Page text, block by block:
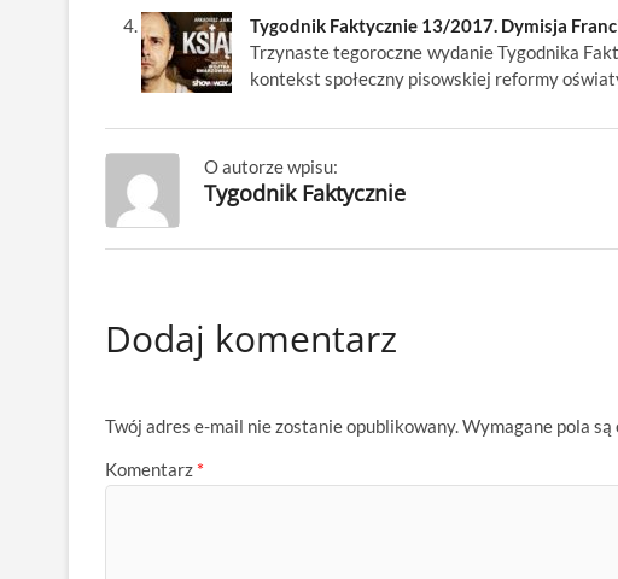
Tygodnik Faktycznie 13/2017. Dymisja
Trzynaste tegoroczne wydanie Tygodnika
kontekst społeczny pisowskiej reformy
O autorze wpisu:
Tygodnik Faktycznie
Dodaj komentarz
Twój adres e-mail nie zostanie opublikowany.Wymagane pola są
Komentarz *